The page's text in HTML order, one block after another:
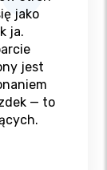
jako
ja.
jest
— to